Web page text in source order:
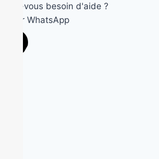
Avez-vous besoin d'aide ?
Ouvrir WhatsApp